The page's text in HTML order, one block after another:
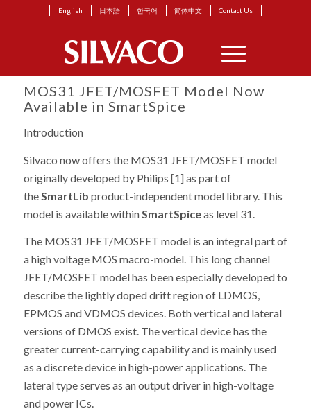
English 日本語 한국어 简体中文 Contact Us
MOS31 JFET/MOSFET Model Now
Available in SmartSpice
Introduction
Silvaco now offers the MOS31 JFET/MOSFET model
originally developed by Philips [1] as part of
the SmartLib product-independent model library. This
model is available within SmartSpiceas level 31.
The MOS31 JFET/MOSFET model is an integral part of
a high voltage MOS macro-model. This long channel
JFET/MOSFET model has been especially developed to
describe the lightly doped drift region of LDMOS,
EPMOS and VDMOS devices. Both vertical and lateral
versions of DMOS exist. The vertical device has the
greater current-carrying capability and is mainly used
as a discrete device in high-power applications. The
lateral type serves as an output driver in high-voltage
and power ICs.